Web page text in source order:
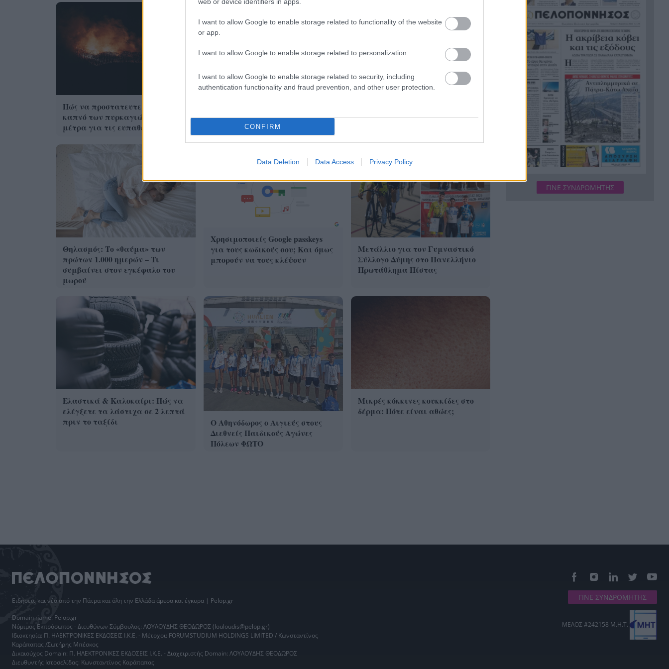
I want to allow Google to enable storage related to functionality of the website
or app.
I want to allow Google to enable storage related to personalization.
I want to allow Google to enable storage related to security, including
authentication functionality and fraud prevention, and other user protection.
CONFIRM
Data Deletion Data Access Privacy Policy
Πώς να προστατευτείτε από τον
καπνό των πυρκαγιών – Τα 6
μέτρα για τις ευπαθείς ομάδες
Το 7ο Διεθνές Συνέδριο Αρχαία
Θηλασμός: Το «θαύμα» των
πρώτων 1.000 ημερών – Τι
συμβαίνει στον εγκέφαλο του
μωρού
Χρησιμοποιείς Google passkeys
για τους κωδικούς σου; Και όμως
μπορούν να τους κλέψουν
Μετάλλιο για τον Γυμναστικό
Σύλλογο Δύμης στο Πανελλήνιο
Πρωτάθλημα Πίστας
Ελαστικά & Καλοκαίρι: Πώς να
ελέγξετε τα λάστιχα σε 2 λεπτά
πριν το ταξίδι
Ο Αθηνόδωρος ο Αιγιεύς στους
Διεθνείς Παιδικούς Αγώνες
Πόλεων ΦΩΤΟ
Μικρές κόκκινες κουκκίδες στο
δέρμα: Πότε είναι αθώες;
21:02
Σύμη: Εντοπίστηκε σορός
άνδρα στον Πανορμίτη –
Πιθανότατα ανήκει στον
αγνοούμενο Γερμανό τουρίστα
20:51 Συμφωνία Ιράν – Ομάν για νέα
ναυτιλιακή διαδρομή στα
Στενά του Ορμούζ
Ήττα-αποκλεισμός για την
Εθνική Nέων Γυναικών στο
Ευρωπαϊκό
20:33
Δικαστικό μπλόκο στους
δασμούς Τραμπ:
δισεκατομμύρια δολάρια σε
επιχειρήσεις
ΓΙΝΕ ΣΥΝΔΡΟΜΗΤΗΣ
Ειδήσεις και νέα από την Πάτρα και όλη την Ελλάδα άμεσα και έγκυρα | Pelop.gr
Domain name: Pelop.gr
Νόμιμος Εκπρόσωπος - Διευθύνων Σύμβουλος: ΛΟΥΛΟΥΔΗΣ ΘΕΟΔΩΡΟΣ (louloudis@pelop.gr)
Ιδιοκτησία: Π. ΗΛΕΚΤΡΟΝΙΚΕΣ ΕΚΔΟΣΕΙΣ Ι.Κ.Ε. - Μέτοχοι: FORUMSTUDIUM HOLDINGS LIMITED / Κωνσταντίνος
Καράπαπας /Σωτήρης Μπέσκος
Δικαιούχος Domain: Π. ΗΛΕΚΤΡΟΝΙΚΕΣ ΕΚΔΟΣΕΙΣ Ι.Κ.Ε. - Διαχειριστής Domain: ΛΟΥΛΟΥΔΗΣ ΘΕΟΔΩΡΟΣ
Διευθυντής Ιστοσελίδας: Κωνσταντίνος Καράπαπας
ΓΙΝΕ ΣΥΝΔΡΟΜΗΤΗΣ
ΜΕΛΟΣ #242158 Μ.Η.Τ.